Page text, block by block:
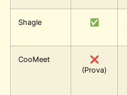
Shagle ✅
CooMeet
❌
(Prova)